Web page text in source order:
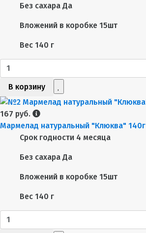
Без сахара Да
Вложений в коробке 15шт
Вес 140 г
В корзину
167 руб.
Мармелад натуральный "Клюква" 140г
Срок годности 4 месяца
Без сахара Да
Вложений в коробке 15шт
Вес 140 г